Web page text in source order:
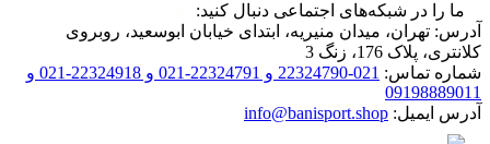
را در شبکه‌های اجتماعی دنبال کنید:
تهران، میدان منیریه، ابتدای خیابان ابوسعید، روبروی
پلاک 176، زنگ 3
تماس:
021-22324790 و 22324791-021 و 22324918-021 و
ایمیل: info@banisport.shop